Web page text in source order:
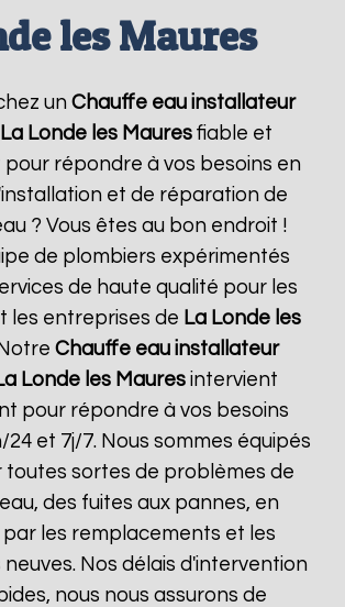
les Maures
un Chauffe eau installateur
La Londe les Mauresfiable et
répondre à vos besoins en
et de réparation de
? Vous êtes au bon endroit !
de plombiers expérimentés
de haute qualité pour les
les entreprises de La Londe les
Chauffe eau installateur
Londe les Maures intervient
pour répondre à vos besoins
24 et 7j/7. Nous sommes équipés
toutes sortes de problèmes de
des fuites aux pannes, en
les remplacements et les
Nos délais d'intervention
nous nous assurons de